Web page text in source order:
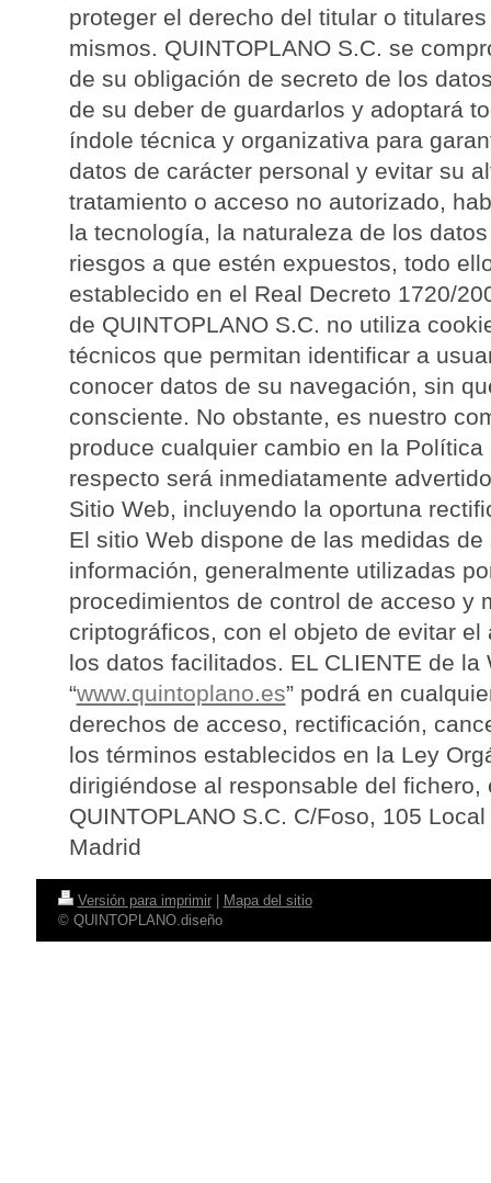
proteger el derecho del titular o
mismos. QUINTOPLANO S.C. se
de su obligación de secreto de los
de su deber de guardarlos y adoptará
índole técnica y organizativa para
datos de carácter personal y evitar su
tratamiento o acceso no autorizado,
la tecnología, la naturaleza de los
riesgos a que estén expuestos, todo
establecido en el Real Decreto 1720/
de QUINTOPLANO S.C. no utiliza
técnicos que permitan identificar a
conocer datos de su navegación, sin
consciente. No obstante, es nuestro
produce cualquier cambio en la
respecto será inmediatamente
Sitio Web, incluyendo la oportuna
El sitio Web dispone de las medidas
información, generalmente utilizadas
procedimientos de control de acceso y
criptográficos, con el objeto de evitar
los datos facilitados. EL CLIENTE de la
“www.quintoplano.es” podrá en
derechos de acceso, rectificación,
los términos establecidos en la Ley
dirigiéndose al responsable del
QUINTOPLANO S.C. C/Foso, 105
Madrid
Versión para imprimir
Mapa del sitio
© QUINTOPLANO.diseño